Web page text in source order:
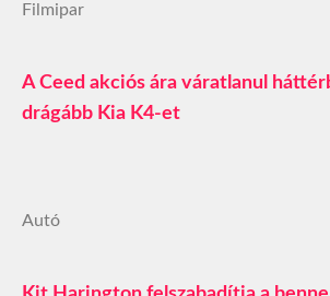
Filmipar
A Ceed akciós ára váratlanul
drágább Kia K4-et
Autó